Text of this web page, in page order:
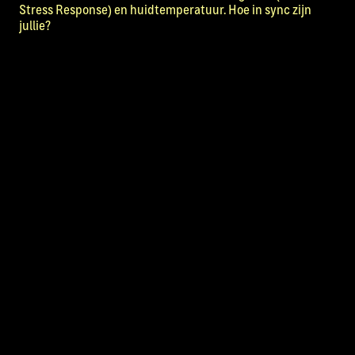
Stress Response) en huidtemperatuur. Hoe in sync zijn
jullie?